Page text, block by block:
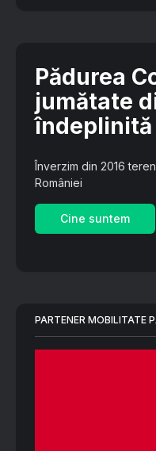
Pădurea
jumătate
îndeplinită
Înverzim din 2016
României
Cine suntem
PARTENER MOBILITATE